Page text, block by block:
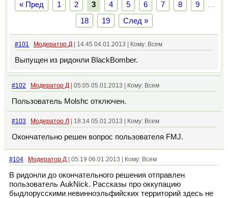
« Пред 1 2 3 4 5 6 7 8 9
…
18
19 След »
#101 Модератор Д | 14:45 04.01.2013 | Кому: Всем
Выпущен из ридонли BlackBomber.
#102 Модератор Д | 05:05 05.01.2013 | Кому: Всем
Пользователь Molshc отключен.
#103 Модератор Л | 18:14 05.01.2013 | Кому: Всем
Окончательно решен вопрос пользователя FMJ.
#104 Модератор Д | 05:19 06.01.2013 | Кому: Всем
В ридонли до окончательного решения отправлен
пользователь AukNick. Рассказы про оккупацию
быдлорусскими невинноэльфийских территорий здесь не